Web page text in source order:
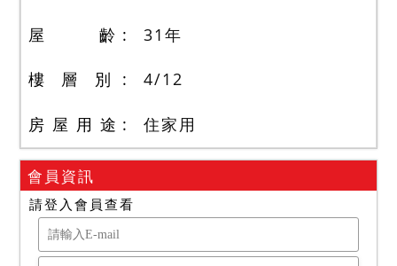
屋 齡 31 年
樓 層 別 4/12
房 屋 用 途 住家用
會員資訊
請登入會員查看